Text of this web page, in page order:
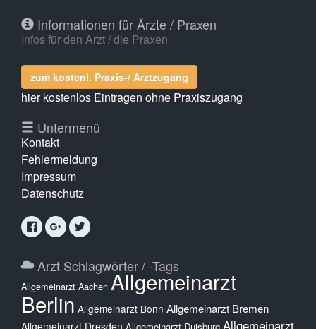
Informationen für Ärzte / Praxen
Infos für den Arzt / die Praxen
zum kostenl. Praxis-/ Arztzugang
hier kostenlos Eintragen ohne Praxiszugang
Untermenü
Kontakt
Fehlermeldung
Impressum
Datenschutz
Arzt Schlagwörter / -Tags
Allgemeinarzt Aachen Allgemeinarzt
Berlin Allgemeinarzt Bonn Allgemeinarzt Bremen
Allgemeinarzt Dresden Allgemeinarzt